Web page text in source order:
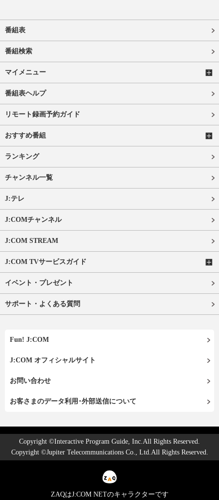
番組表
番組検索
マイメニュー
番組表ヘルプ
リモート録画予約ガイド
おすすめ番組
ランキング
チャンネル一覧
J:テレ
J:COMチャンネル
J:COM STREAM
J:COM TVサービスガイド
イベント・プレゼント
サポート・よくある質問
Fun! J:COM
J:COM オフィシャルサイト
お問い合わせ
お客さまのデータ利用･外部送信について
Copyright ©Interactive Program Guide, Inc.All Rights Reserved.
Copyright ©Jupiter Telecommunications Co., Ltd.All Rights Reserved.
ZAQはJ:COM NETのキャラクターです